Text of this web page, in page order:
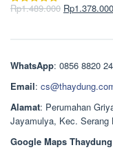
Rp2.750.000.
Dinilai5.00
Rp1.489.000 Harga
Rp1.378.000
WhatsApp: 0856 8820
Email:
Alamat: Perumahan
Jayamulya, Kec. Serang
Google Maps